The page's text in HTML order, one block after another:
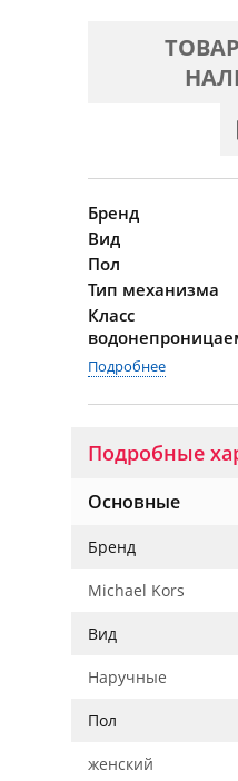
Бренд
Вид
Пол
Тип механизма
Класс
Подробнее
Подробные
Основные
Бренд
Michael Kors
Вид
Наручные
Пол
женский